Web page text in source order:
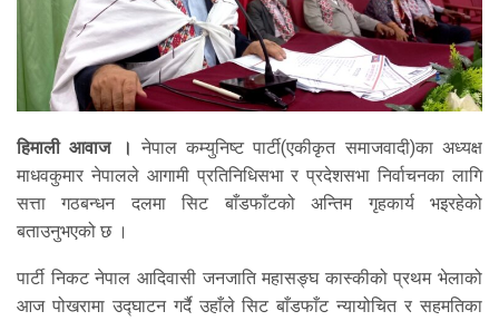
हिमाली आवाज । नेपाल कम्युनिष्ट पार्टी(एकीकृत समाजवादी)का अध्यक्ष
माधवकुमार नेपालले आगामी प्रतिनिधिसभा र प्रदेशसभा निर्वाचनका लागि
सत्ता गठबन्धन दलमा सिट बाँडफाँटको अन्तिम गृहकार्य भइरहेको
बताउनुभएको छ ।
पार्टी निकट नेपाल आदिवासी जनजाति महासङ्घ कास्कीको प्रथम भेलाको
आज पोखरामा उद्घाटन गर्दै उहाँले सिट बाँडफाँट न्यायोचित र सहमतिका